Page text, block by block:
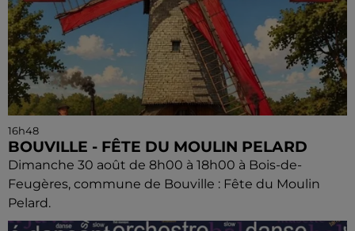
16h48
BOUVILLE - FÊTE DU MOULIN PELARD
Dimanche 30 août de 8h00 à 18h00 à Bois-de-
Feugères, commune de Bouville : Fête du Moulin
Pelard.